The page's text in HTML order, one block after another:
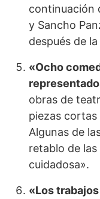
continuación
y Sancho
después de
«Ocho
obras de
piezas
Algunas de
retablo de las
cuidadosa».
«Los